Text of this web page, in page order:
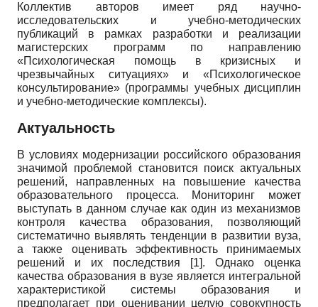
Коллектив авторов имеет ряд научно-
исследовательских и учебно-методических
публикаций в рамках разработки и реализации
магистерских программ по направлению
«Психологическая помощь в кризисных и
чрезвычайных ситуациях» и «Психологическое
консультирование» (программы учебных дисциплин
и учебно-методические комплексы).
Актуальность
В условиях модернизации российского образования
значимой проблемой становится поиск актуальных
решений, направленных на повышение качества
образовательного процесса. Мониторинг может
выступать в данном случае как один из механизмов
контроля качества образования, позволяющий
систематично выявлять тенденции в развитии вуза,
а также оценивать эффективность принимаемых
решений и их последствия [1]. Однако оценка
качества образования в вузе является интегральной
характеристикой системы образования и
предполагает при оцени­вании целую совокупность